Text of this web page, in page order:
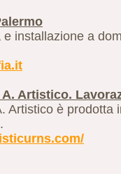
installazione a
Artistico.
Artistico è